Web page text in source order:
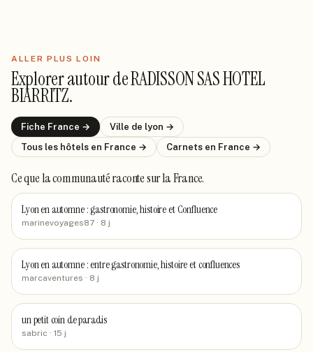
ALLER PLUS LOIN
Explorer autour deRADISSON SAS HOTEL
BIARRITZ.
Fiche France → Ville de lyon →
Tous les hôtels en France → Carnets en France →
Ce que la communauté racontesur la France.
Lyon en automne : gastronomie, histoire et Confluence
marinevoyages87 · 8 j
Lyon en automne : entre gastronomie, histoire et confluences
marcaventures · 8 j
un petit coin de paradis
sabric · 15 j